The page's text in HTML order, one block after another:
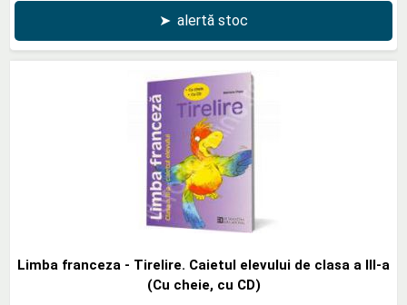
➤ alertă stoc
Limba franceza - Tirelire. Caietul elevului de clasa a III-a
(Cu cheie, cu CD)